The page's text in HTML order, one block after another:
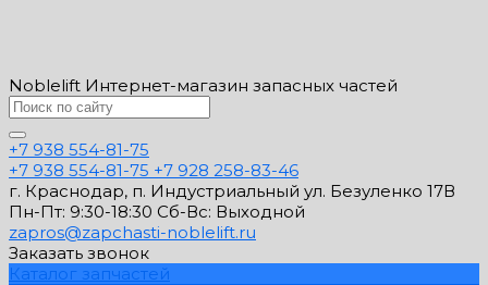
Noblelift Интернет-магазин запасных частей
+7 938 554-81-75
+7 938 554-81-75 +7 928 258-83-46
г. Краснодар, п. Индустриальный ул. Безуленко 17В
Пн-Пт: 9:30-18:30 Cб-Вс: Выходной
zapros@zapchasti-noblelift.ru
Заказать звонок
Каталог запчастей